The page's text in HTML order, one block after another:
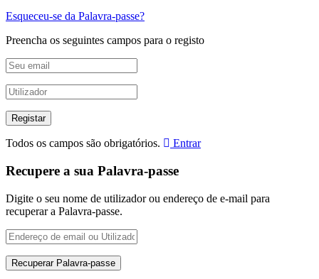
Esqueceu-se da Palavra-passe?
Preencha os seguintes campos para o registo
Todos os campos são obrigatórios. Entrar
Recupere a sua Palavra-passe
Digite o seu nome de utilizador ou endereço de e-mail para
recuperar a Palavra-passe.